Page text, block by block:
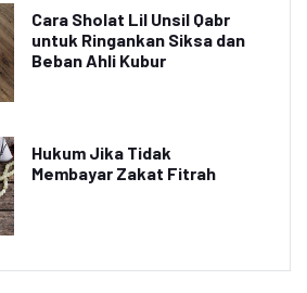
Cara Sholat Lil Unsil Qabr
untuk Ringankan Siksa dan
Beban Ahli Kubur
Hukum Jika Tidak
Membayar Zakat Fitrah